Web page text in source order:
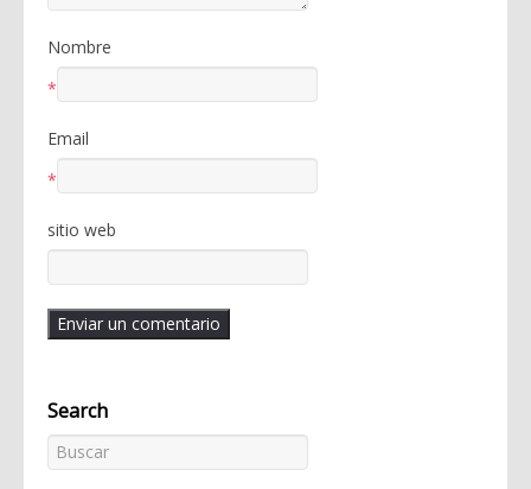
Nombre
*
Email
*
sitio web
Search